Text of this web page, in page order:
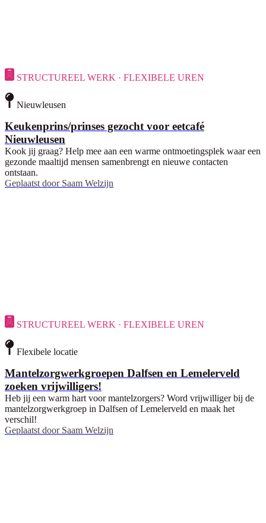
STRUCTUREEL WERK · FLEXIBELE UREN
Nieuwleusen
Keukenprins/prinses gezocht voor eetcafé
Nieuwleusen
Kook jij graag? Help mee aan een warme ontmoetingsplek waar een
gezonde maaltijd mensen samenbrengt en nieuwe contacten
ontstaan.
Geplaatst door Saam Welzijn
STRUCTUREEL WERK · FLEXIBELE UREN
Flexibele locatie
Mantelzorgwerkgroepen Dalfsen en Lemelerveld
zoeken vrijwilligers!
Heb jij een warm hart voor mantelzorgers? Word vrijwilliger bij de
mantelzorgwerkgroep in Dalfsen of Lemelerveld en maak het
verschil!
Geplaatst door Saam Welzijn